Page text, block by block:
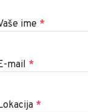
ime *
mail *
*